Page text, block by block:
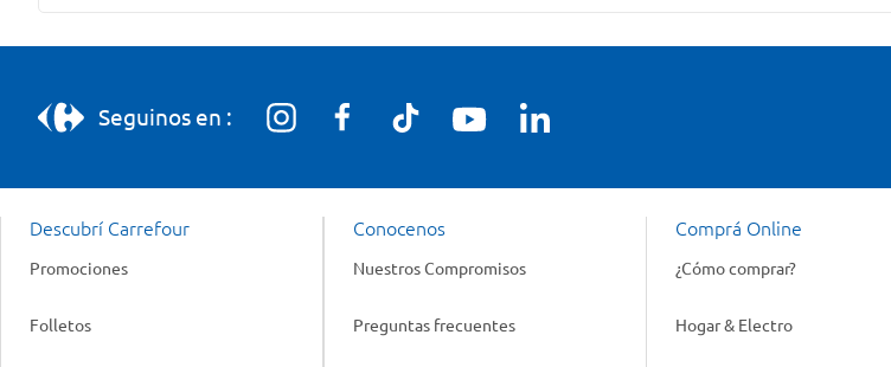
Seguinos en :
Descubrí Carrefour
Promociones
Folletos
Conocenos
Nuestros Compromisos
Preguntas frecuentes
Comprá Online
¿Cómo comprar?
Hogar & Electro